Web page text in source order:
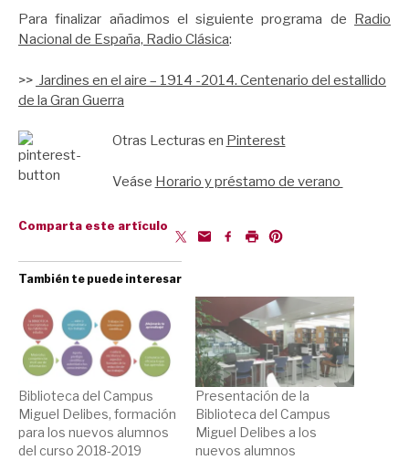
Para finalizar añadimos el siguiente programa de Radio
Nacional de España, Radio Clásica:
>> Jardines en el aire – 1914 -2014. Centenario del estallido
de la Gran Guerra
Otras Lecturas en Pinterest
Veáse Horario y préstamo de verano
Comparta este artículo
También te puede interesar
Biblioteca del Campus
Miguel Delibes, formación
para los nuevos alumnos
del curso 2018-2019
Presentación de la
Biblioteca del Campus
Miguel Delibes a los
nuevos alumnos